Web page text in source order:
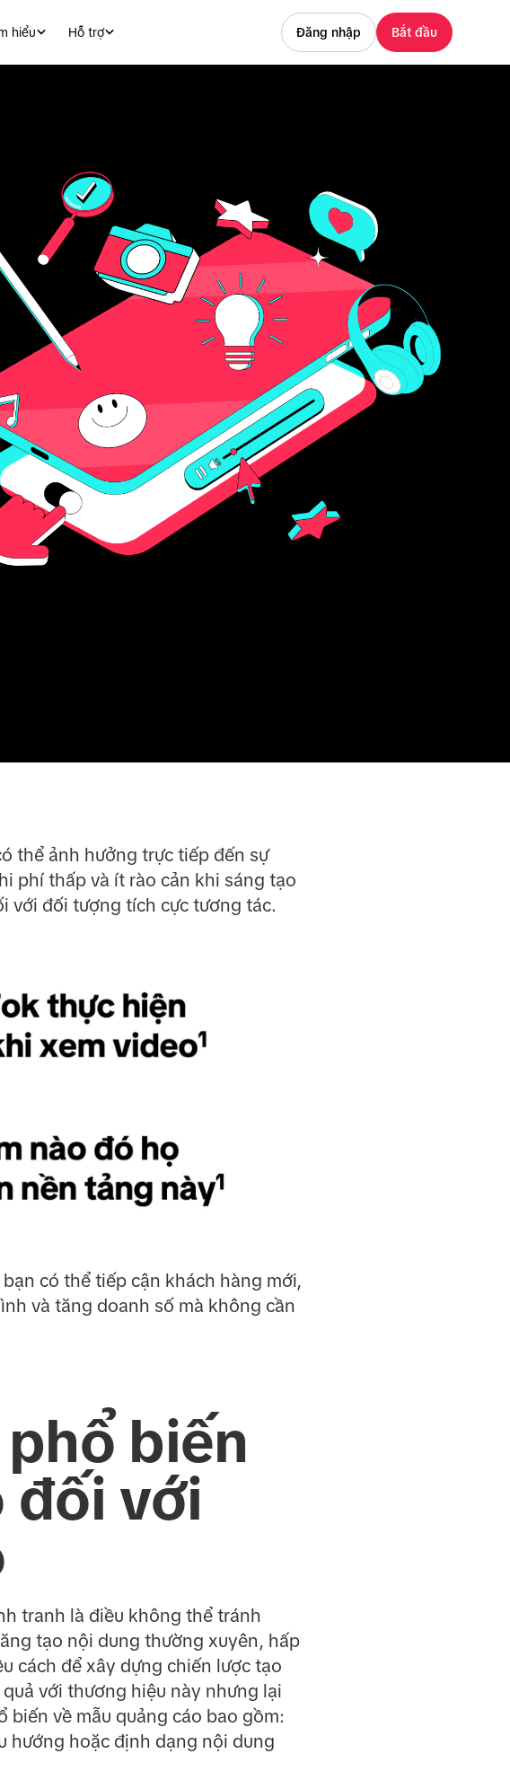
hiểu Hỗ trợ Đăng nhập Bắt đầu
thể ảnh hưởng trực tiếp đến sự
phí thấp và ít rào cản khi sáng tạo
với đối tượng tích cực tương tác.
có thể tiếp cận khách hàng mới,
và tăng doanh số mà không cần
biến
đối với
tranh là điều không thể tránh
tạo nội dung thường xuyên, hấp
cách để xây dựng chiến lược tạo
với thương hiệu này nhưng lại
về mẫu quảng cáo bao gồm:
hướng hoặc định dạng nội dung